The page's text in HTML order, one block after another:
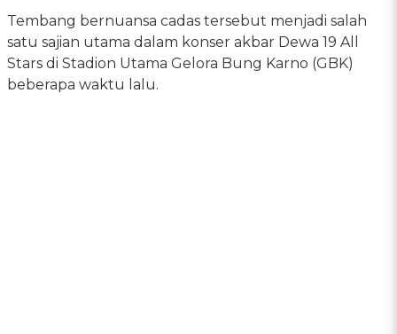
Tembang bernuansa cadas tersebut menjadi salah
satu sajian utama dalam konser akbar Dewa 19 All
Stars di Stadion Utama Gelora Bung Karno (GBK)
beberapa waktu lalu.